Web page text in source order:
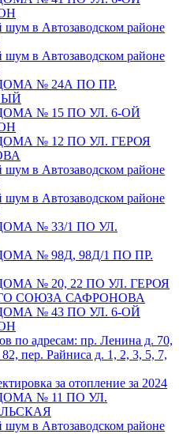
в Автозаводском районе
в Автозаводском районе
№ 24А ПО ПР.
№ 15 ПО УЛ. 6-ОЙ
№ 12 ПО УЛ. ГЕРОЯ
в Автозаводском районе
в Автозаводском районе
№ 33/1 ПО УЛ.
№ 98Д, 98Д/1 ПО ПР.
№ 20, 22 ПО УЛ. ГЕРОЯ
СОЮЗА САФРОНОВА
№ 43 ПО УЛ. 6-ОЙ
по адресам: пр. Ленина д. 70,
пер. Райниса д. 1, 2, 3, 5, 7,
за отопление за 2024
№ 11 ПО УЛ.
в Автозаводском районе